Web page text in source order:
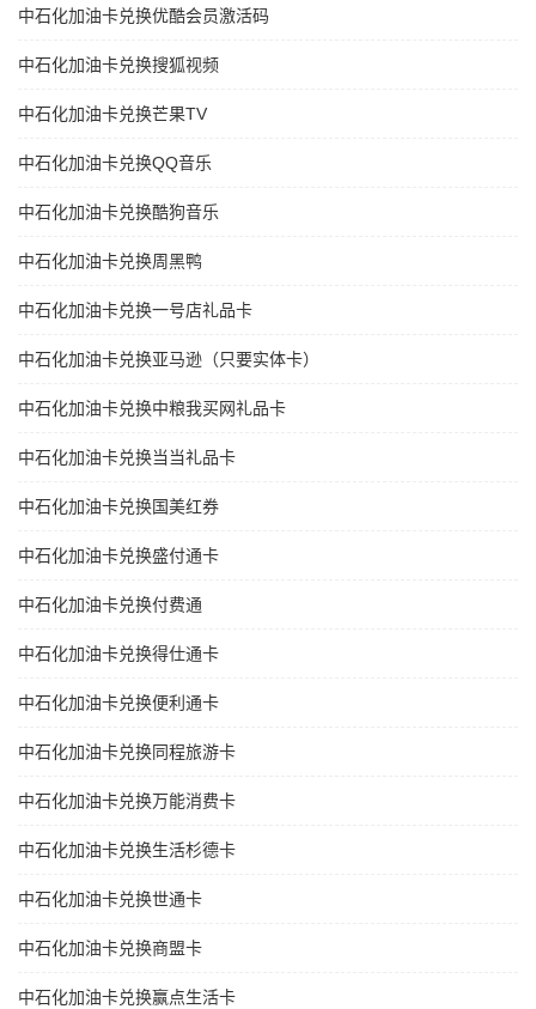
中石化加油卡兑换优酷会员激活码
中石化加油卡兑换搜狐视频
中石化加油卡兑换芒果TV
中石化加油卡兑换QQ音乐
中石化加油卡兑换酷狗音乐
中石化加油卡兑换周黑鸭
中石化加油卡兑换一号店礼品卡
中石化加油卡兑换亚马逊（只要实体卡）
中石化加油卡兑换中粮我买网礼品卡
中石化加油卡兑换当当礼品卡
中石化加油卡兑换国美红券
中石化加油卡兑换盛付通卡
中石化加油卡兑换付费通
中石化加油卡兑换得仕通卡
中石化加油卡兑换便利通卡
中石化加油卡兑换同程旅游卡
中石化加油卡兑换万能消费卡
中石化加油卡兑换生活杉德卡
中石化加油卡兑换世通卡
中石化加油卡兑换商盟卡
中石化加油卡兑换赢点生活卡